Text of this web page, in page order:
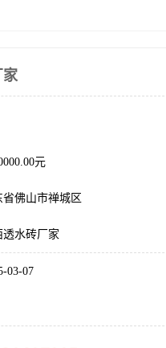
家
元
省佛山市禅城区
透水砖厂家
03-07